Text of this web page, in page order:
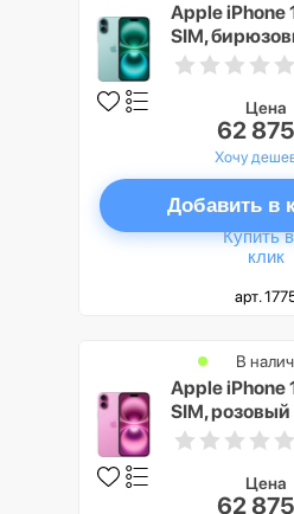
Apple iPhone
SIM,
Цена
62
Хочу
Добавить в
Купить
клик
арт.
Apple iPhone
SIM, розовый
В
Цена
62